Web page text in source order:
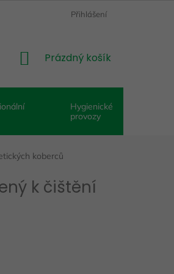
Přihlášení
NÁKUPNÍ
Prázdný košík
Hygienické
provozy
koberců
k čištění